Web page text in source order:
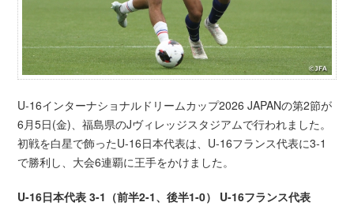
U-16インターナショナルドリームカップ2026 JAPANの第2節が
6月5日(金)、福島県のJヴィレッジスタジアムで行われました。
初戦を白星で飾ったU-16日本代表は、U-16フランス代表に3-1
で勝利し、大会6連覇に王手をかけました。
U-16日本代表 3-1（前半2-1、後半1-0） U-16フランス代表